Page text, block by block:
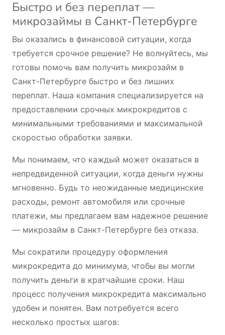
Быстро и без переплат —
микрозаймы в Санкт-Петербурге
Вы оказались в финансовой ситуации, когда
требуется срочное решение? Не волнуйтесь, мы
готовы помочь вам получить микрозайм в
Санкт-Петербурге быстро и без лишних
переплат. Наша компания специализируется на
предоставлении срочных микрокредитов с
минимальными требованиями и максимальной
скоростью обработки заявки.
Мы понимаем, что каждый может оказаться в
непредвиденной ситуации, когда деньги нужны
мгновенно. Будь то неожиданные медицинские
расходы, ремонт автомобиля или срочные
платежи, мы предлагаем вам надежное решение
— микрозайм в Санкт-Петербурге без отказа.
Мы сократили процедуру оформления
микрокредита до минимума, чтобы вы могли
получить деньги в кратчайшие сроки. Наш
процесс получения микрокредита максимально
удобен и понятен. Вам потребуется всего
несколько простых шагов: